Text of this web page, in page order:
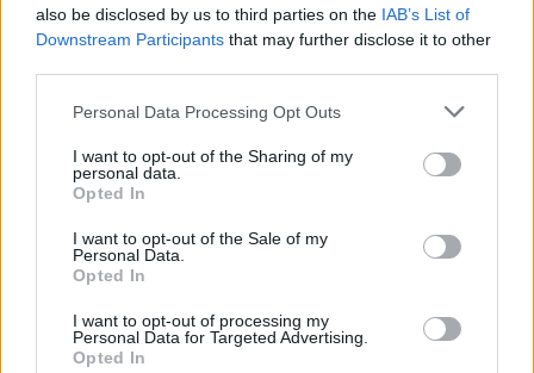
also be disclosed by us to third parties on the IAB’s List of
Downstream Participants that may further disclose it to other
Please note that this website/app uses one or more Google
not limited to your visit or usage behaviour. You may click to
grant or deny consent to Google and its third-party tags to
use your data for below specified purposes in below Google
consent section.
Personal Data Processing Opt Outs
I want to opt-out of the Sharing of my
personal data.
Opted In
I want to opt-out of the Sale of my
Personal Data.
Opted In
I want to opt-out of processing my
Personal Data for Targeted Advertising.
Opted In
Programación deportiva gratuita: lo que
no te puedes perder en agosto de 2026
El verano de 2026 está repleto de eventos…